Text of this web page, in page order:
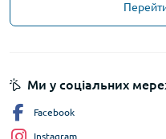
Ми у соціальних
Facebook
Instagram